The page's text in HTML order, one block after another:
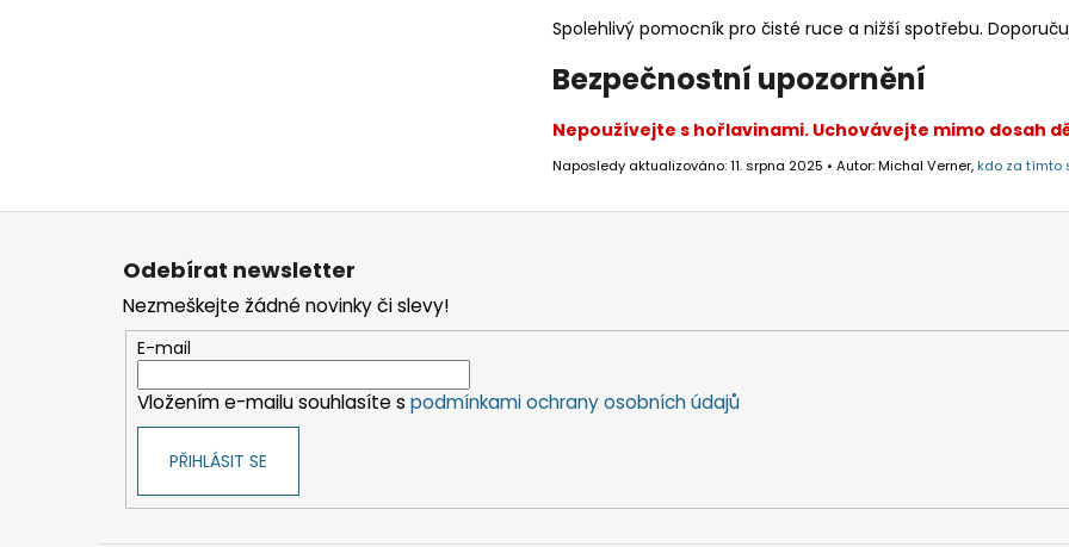
Spolehlivý pomocník pro čisté ruce a nižší spotřebu.
Bezpečnostní upozornění
Nepoužívejte s hořlavinami. Uchovávejte mimo dosah
Naposledy aktualizováno: 11. srpna 2025 • Autor: Michal Verner,kdo za tímto
Z
Odebírat newsletter
Nezmeškejte žádné novinky či slevy!
E-mail
Vložením e-mailu souhlasíte s podmínkami ochrany osobních údajů
PŘIHLÁSIT SE